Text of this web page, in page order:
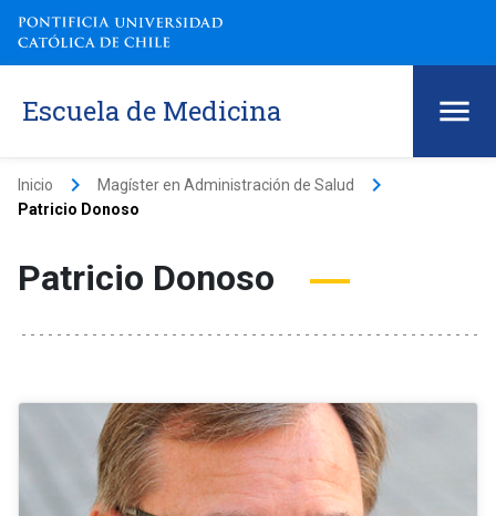
Escuela de Medicina
Inicio keyboard_arrow_right Magíster en Administración de Salud keyboard_arrow_right
Patricio Donoso
Patricio Donoso